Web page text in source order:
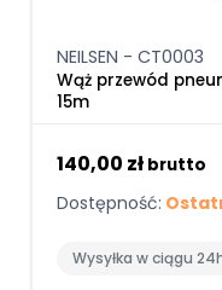
NEILSEN - CT0003
Wąż przewód
15m
140,00 zł brutto
Dostępność:
Wysyłka w ciągu